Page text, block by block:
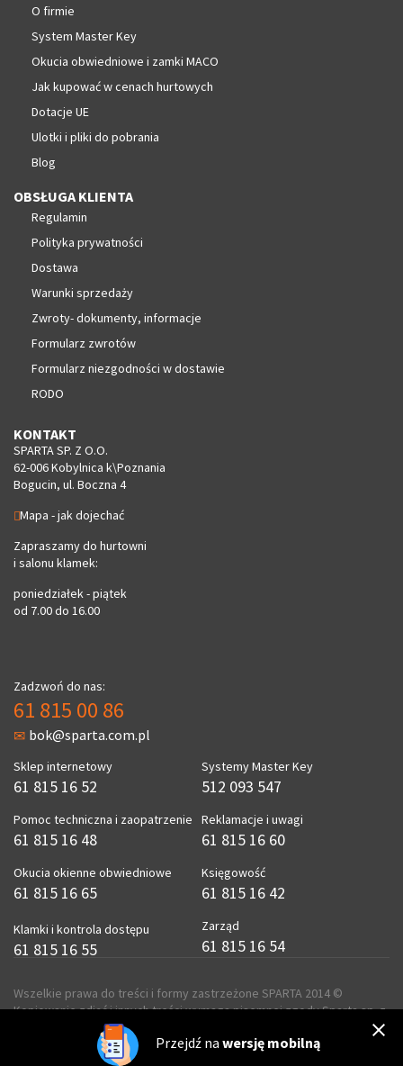
O firmie
System Master Key
Okucia obwiedniowe i zamki MACO
Jak kupować w cenach hurtowych
Dotacje UE
Ulotki i pliki do pobrania
Blog
OBSŁUGA KLIENTA
Regulamin
Polityka prywatności
Dostawa
Warunki sprzedaży
Zwroty- dokumenty, informacje
Formularz zwrotów
Formularz niezgodności w dostawie
RODO
KONTAKT
SPARTA SP. Z O.O.
62-006 Kobylnica k\Poznania
Bogucin, ul. Boczna 4
Mapa - jak dojechać
Zapraszamy do hurtowni
i salonu klamek:
poniedziałek - piątek
od 7.00 do 16.00
Zadzwoń do nas:
61 815 00 86
bok@sparta.com.pl
Sklep internetowy
61 815 16 52
Pomoc techniczna i zaopatrzenie
61 815 16 48
Okucia okienne obwiedniowe
61 815 16 65
Klamki i kontrola dostępu
61 815 16 55
Systemy Master Key
512 093 547
Reklamacje i uwagi
61 815 16 60
Księgowość
61 815 16 42
Zarząd
61 815 16 54
Wszelkie prawa do treści i formy zastrzeżone SPARTA 2014 ©
Kopiowanie zdjęć i innych treści wymaga pisemnej zgody Sparta sp. z
realizacja
Przejdź na wersję mobilną